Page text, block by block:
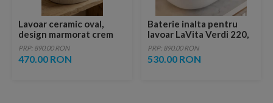
Lavoar ceramic oval,
design marmorat crem
lucios cu vene aurii,
ventil inclus
PRP: 890.00 RON
470.00 RON
Baterie inalta pentru
lavoar LaVita Verdi 220,
fara ventil, brushed
copper
PRP: 890.00 RON
530.00 RON